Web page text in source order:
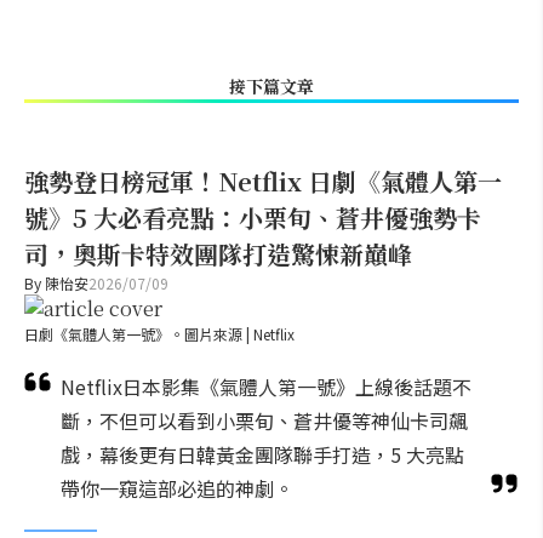
接下篇文章
強勢登日榜冠軍！Netflix 日劇《氣體人第一
號》5 大必看亮點：小栗旬、蒼井優強勢卡
司，奧斯卡特效團隊打造驚悚新巔峰
By 陳怡安2026/07/09
日劇《氣體人第一號》。圖片來源 | Netflix
Netflix日本影集《氣體人第一號》上線後話題不
斷，不但可以看到小栗旬、蒼井優等神仙卡司飆
戲，幕後更有日韓黃金團隊聯手打造，5 大亮點
帶你一窺這部必追的神劇。